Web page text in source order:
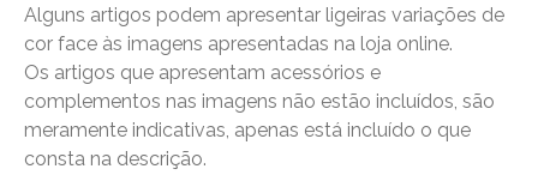
Alguns artigos podem apresentar ligeiras variações de
cor face às imagens apresentadas na loja online.
Os artigos que apresentam acessórios e
complementos nas imagens não estão incluídos, são
meramente indicativas, apenas está incluído o que
consta na descrição.